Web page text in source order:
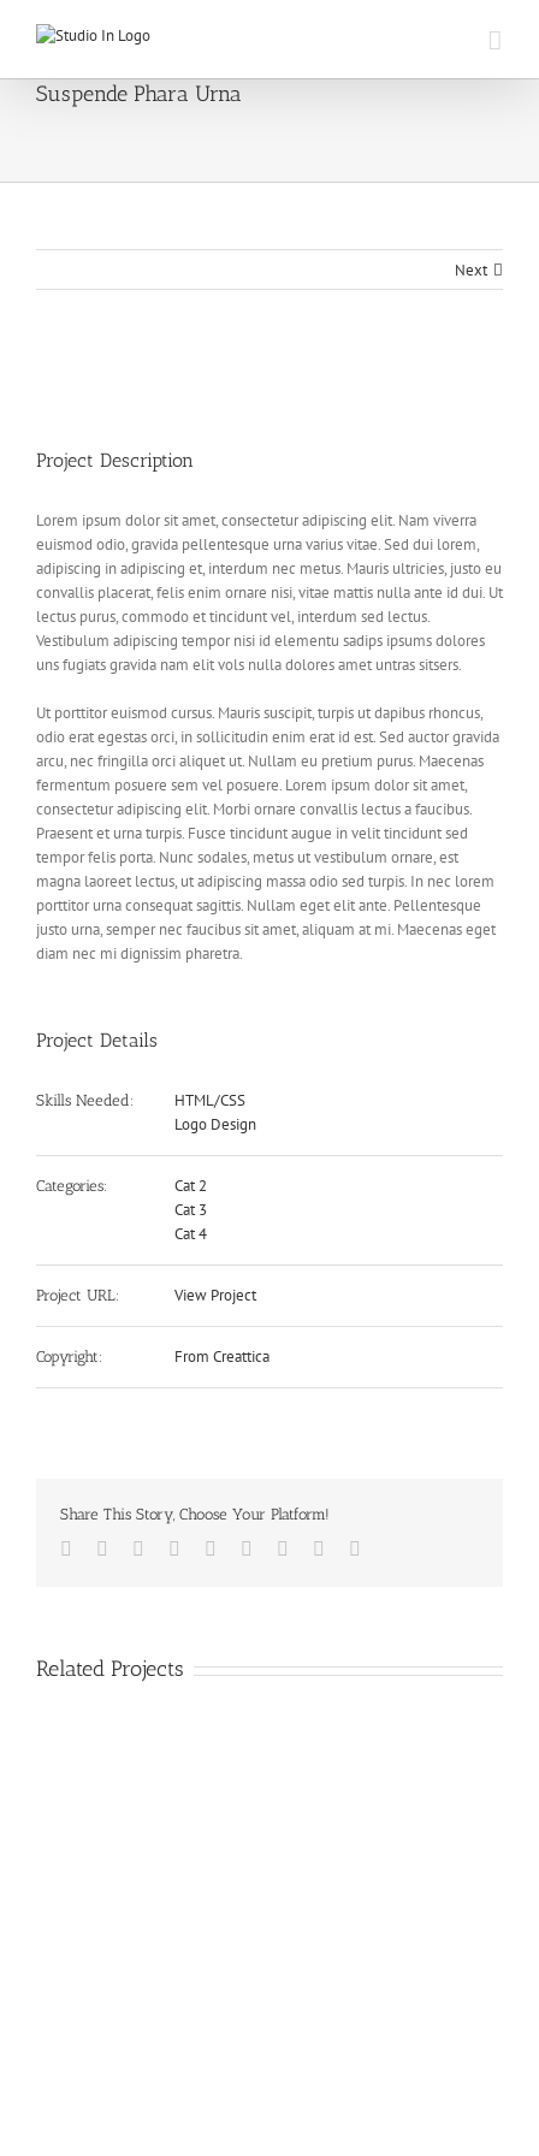
Suspende Phara Urna
Next
Project Description
Lorem ipsum dolor sit amet, consectetur adipiscing elit. Nam viverra
euismod odio, gravida pellentesque urna varius vitae. Sed dui lorem,
adipiscing in adipiscing et, interdum nec metus. Mauris ultricies, justo eu
convallis placerat, felis enim ornare nisi, vitae mattis nulla ante id dui. Ut
lectus purus, commodo et tincidunt vel, interdum sed lectus.
Vestibulum adipiscing tempor nisi id elementu sadips ipsums dolores
uns fugiats gravida nam elit vols nulla dolores amet untras sitsers.
Ut porttitor euismod cursus. Mauris suscipit, turpis ut dapibus rhoncus,
odio erat egestas orci, in sollicitudin enim erat id est. Sed auctor gravida
arcu, nec fringilla orci aliquet ut. Nullam eu pretium purus. Maecenas
fermentum posuere sem vel posuere. Lorem ipsum dolor sit amet,
consectetur adipiscing elit. Morbi ornare convallis lectus a faucibus.
Praesent et urna turpis. Fusce tincidunt augue in velit tincidunt sed
tempor felis porta. Nunc sodales, metus ut vestibulum ornare, est
magna laoreet lectus, ut adipiscing massa odio sed turpis. In nec lorem
porttitor urna consequat sagittis. Nullam eget elit ante. Pellentesque
justo urna, semper nec faucibus sit amet, aliquam at mi. Maecenas eget
diam nec mi dignissim pharetra.
Project Details
Skills Needed:
HTML/CSS
Logo Design
Categories:
Cat 2
Cat 3
Cat 4
Project URL: View Project
Copyright: From Creattica
Share This Story, Choose Your Platform!
Facebook
TwitterLinkedIn
Reddit Google+
TumblrPinterest
Related Projects